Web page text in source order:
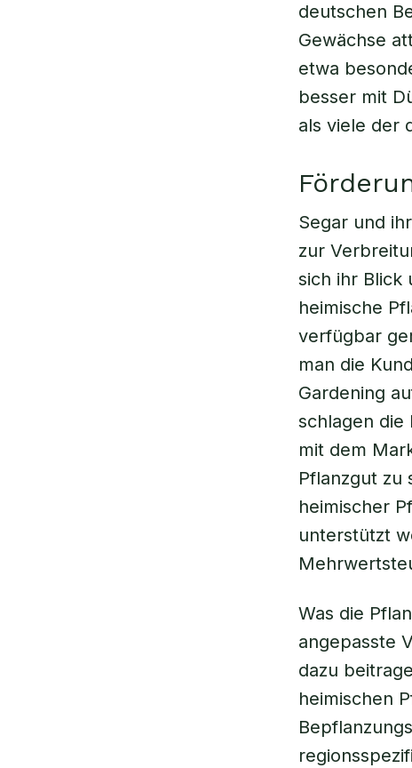
deutschen
Gewächse
etwa
besser mit
als viele der
Segar und
zur
sich ihr Blick
heimische
verfügbar
man die
Gardening
schlagen die
mit dem
Pflanzgut zu
heimischer
unterstützt
Was die
angepasste
dazu
heimischen